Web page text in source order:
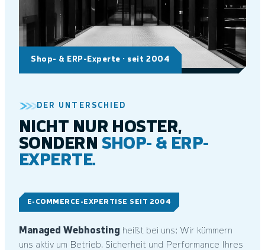
DER UNTERSCHIED
NICHT NUR HOSTER,
SONDERN SHOP- & ERP-
EXPERTE.
E-COMMERCE-EXPERTISE SEIT 2004
Managed Webhosting heißt bei uns: Wir kümmern
uns aktiv um Betrieb, Sicherheit und Performance Ihres
Shop- & ERP-Experte · seit 2004